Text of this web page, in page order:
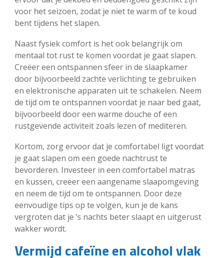
voor het seizoen, zodat je niet te warm of te koud
bent tijdens het slapen.
Naast fysiek comfort is het ook belangrijk om
mentaal tot rust te komen voordat je gaat slapen.
Creëer een ontspannen sfeer in de slaapkamer
door bijvoorbeeld zachte verlichting te gebruiken
en elektronische apparaten uit te schakelen. Neem
de tijd om te ontspannen voordat je naar bed gaat,
bijvoorbeeld door een warme douche of een
rustgevende activiteit zoals lezen of mediteren.
Kortom, zorg ervoor dat je comfortabel ligt voordat
je gaat slapen om een goede nachtrust te
bevorderen. Investeer in een comfortabel matras
en kussen, creëer een aangename slaapomgeving
en neem de tijd om te ontspannen. Door deze
eenvoudige tips op te volgen, kun je de kans
vergroten dat je ’s nachts beter slaapt en uitgerust
wakker wordt.
Vermijd cafeïne en alcohol vlak